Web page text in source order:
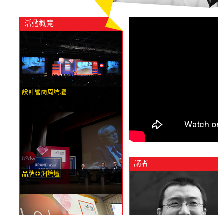
活動概覽
設計營商周論壇
品牌亞洲論壇
講者